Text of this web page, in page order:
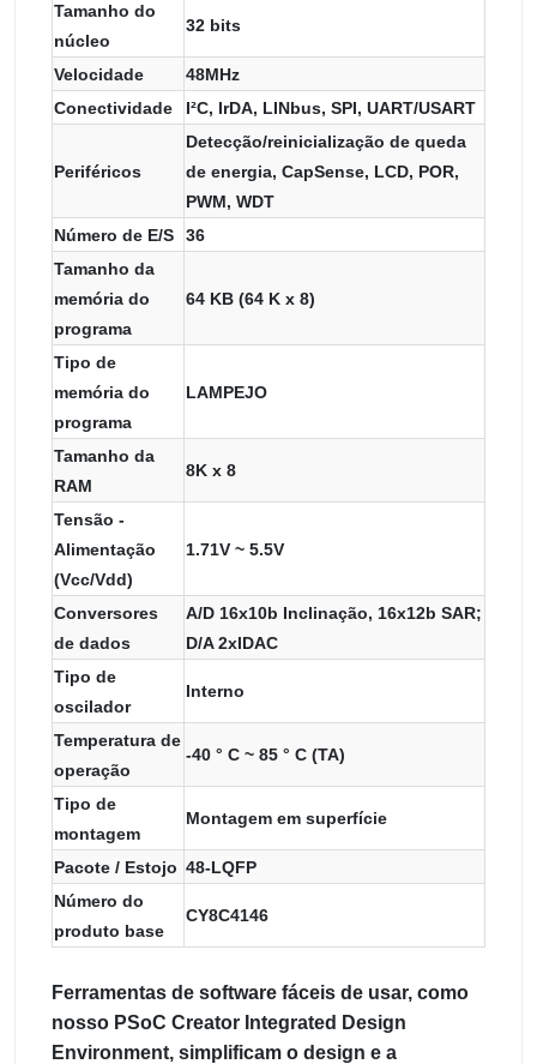
Tamanho do
núcleo
32 bits
Velocidade
48MHz
Conectividade
I²C, IrDA, LINbus, SPI, UART/USART
Periféricos
Detecção/reinicialização de queda
de energia, CapSense, LCD, POR,
PWM, WDT
Número de E/S
36
Tamanho da
memória do
programa
64 KB (64 K x 8)
Tipo de
memória do
programa
LAMPEJO
Tamanho da
RAM
8K x 8
Tensão -
Alimentação
(Vcc/Vdd)
1.71V ~ 5.5V
Conversores
de dados
A/D 16x10b Inclinação, 16x12b SAR;
D/A 2xIDAC
Tipo de
oscilador
Interno
Temperatura de
operação
-40 ° C ~ 85 ° C (TA)
Tipo de
montagem
Montagem em superfície
Pacote / Estojo 48-LQFP
Número do
produto base
CY8C4146
Ferramentas de software fáceis de usar, como
nosso PSoC Creator Integrated Design
Environment, simplificam o design e a